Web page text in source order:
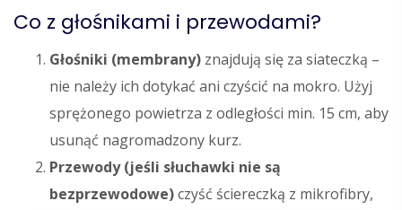
Co z głośnikami i przewodami?
Głośniki (membrany) znajdują się za siateczką –
nie należy ich dotykać ani czyścić na mokro. Użyj
sprężonego powietrza z odległości min. 15 cm, aby
usunąć nagromadzony kurz.
Przewody (jeśli słuchawki nie są
bezprzewodowe)czyść ściereczką z mikrofibry,